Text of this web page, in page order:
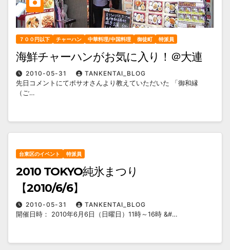
７００円以下 チャーハン 中華料理/中国料理 御徒町 特派員
海鮮チャーハンがお気に入り！＠大連
2010-05-31
TANKENTAI_BLOG
先日コメントにてポサオさんより教えていただいた 「御和縁
（ご…
台東区のイベント 特派員
2010 TOKYO純氷まつり
【2010/6/6】
2010-05-31
TANKENTAI_BLOG
開催日時： 2010年6月6日（日曜日）11時～16時 &#…